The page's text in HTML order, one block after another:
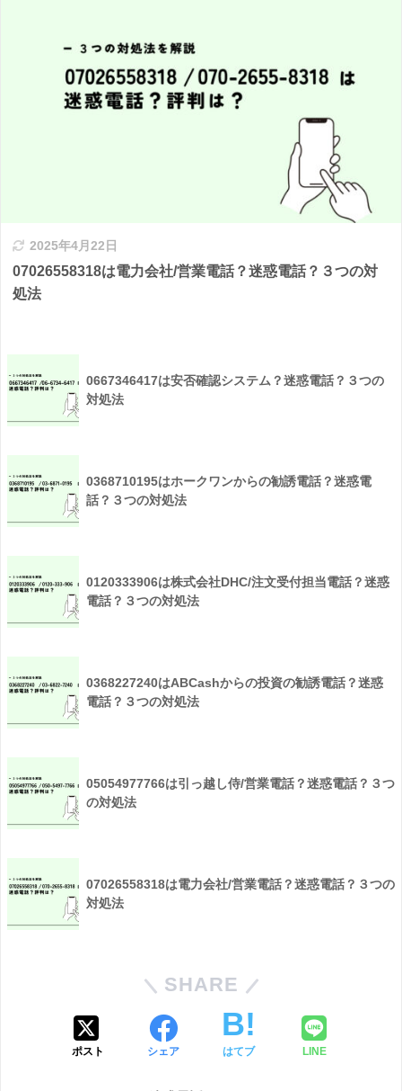
2025年4月22日
07026558318は電力会社/営業電話？迷惑電話？３つの対
処法
0667346417は安否確認システム？迷惑電話？３つの
対処法
0368710195はホークワンからの勧誘電話？迷惑電
話？３つの対処法
0120333906は株式会社DHC/注文受付担当電話？迷惑
電話？３つの対処法
0368227240はABCashからの投資の勧誘電話？迷惑
電話？３つの対処法
05054977766は引っ越し侍/営業電話？迷惑電話？３つ
の対処法
07026558318は電力会社/営業電話？迷惑電話？３つの
対処法
SHARE
ポスト シェア はてブ LINE